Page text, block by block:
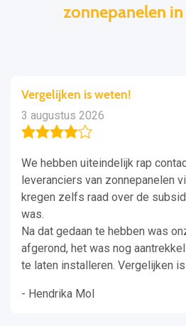
zonnepanelen
Vergelijken is weten!
3 augustus 2026
We hebben uiteindelijk rap
leveranciers van zonnepanelen
kregen zelfs raad over de
was.
Na dat gedaan te hebben was
afgerond, het was nog
te laten installeren. Vergelijken
- Hendrika Mol